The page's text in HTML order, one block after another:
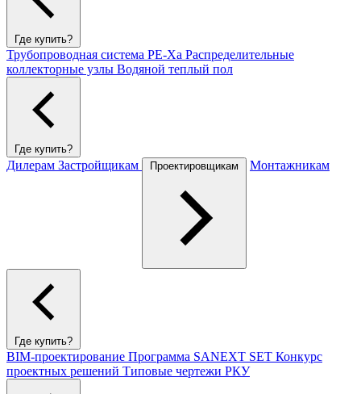
Где купить?
Трубопроводная система PE-Xa Распределительные
коллекторные узлы Водяной теплый пол
Где купить?
Дилерам Застройщикам Проектировщикам Монтажникам
Где купить?
BIM-проектирование Программа SANEXT SET Конкурс
проектных решений Типовые чертежи РКУ